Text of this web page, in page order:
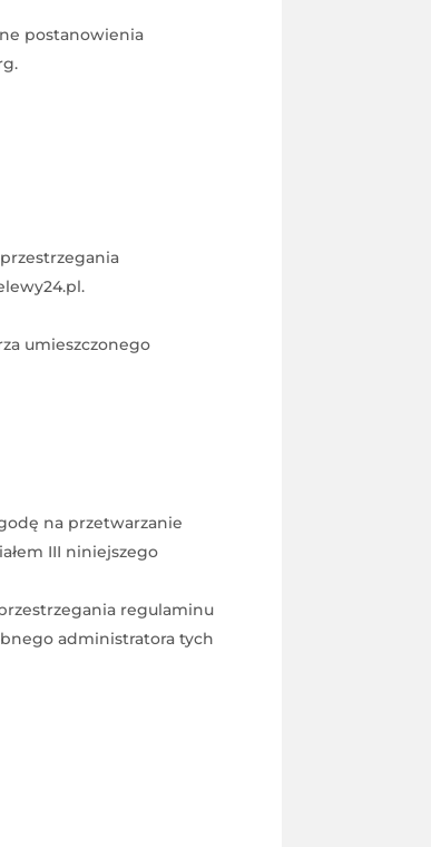
postanowienia
umieszczonego
na przetwarzanie
III niniejszego
regulaminu
administratora tych